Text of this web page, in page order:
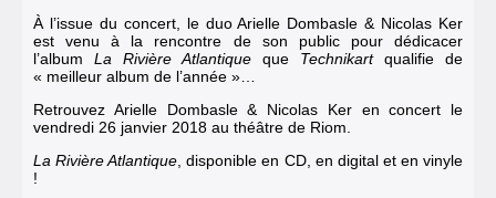
À l’issue du concert, le duo Arielle Dombasle & Nicolas Ker
est venu à la rencontre de son public pour dédicacer
l’album La Rivière Atlantique que Technikartqualifie de
« meilleur album de l’année »…
Retrouvez Arielle Dombasle & Nicolas Ker enconcert le
vendredi 26 janvier 2018 au théâtre de Riom.
La Rivière Atlantique disponible en CD, en digitalet envinyle
!